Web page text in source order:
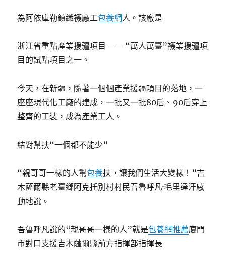
為阿依庫勒鎮織襪廠工包養網人。該廠是
浙江省重點產業援疆項目——“萬人萬臺”襪業援疆項
目的試點項目之一。
今天，在新疆，隨著一個個產業援疆項目的落地，一
座座現代化工廠的建成，一批又一批80后、90后穿上
整齊的工裝，成為產業工人。
結對幫扶“一個都不能少”
“親哥哥一樣的人幫包養扶，讓我們生活大變樣！”吉
木薩爾縣老臺鄉阿克托別村村民吾魯呼凡·毛里達汗感
動地說。
吾魯呼凡說的“親哥哥一樣的人”就是包養網推薦廈門
市對口支援吉木薩爾縣前方指揮部指揮長